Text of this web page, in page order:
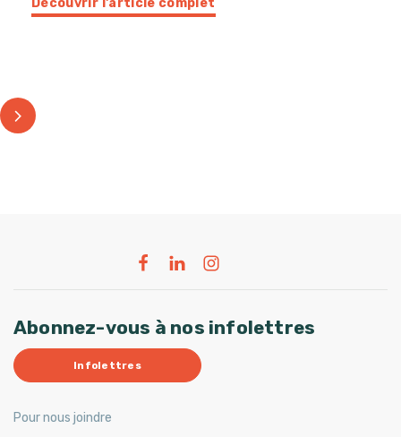
Abonnez-vous à nos infolettres
Infolettres
Pour nous joindre